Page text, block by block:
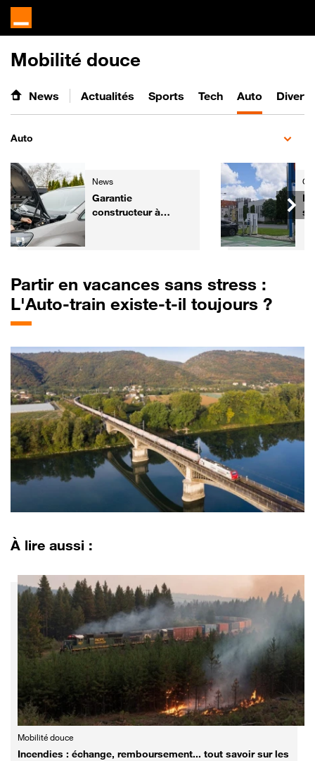
Mobilité douce
News Actualités Sports Tech Auto
Auto
News
Garantie
constructeur à
Partir en vacances sans stress :
L'Auto-train existe-t-il toujours ?
À lire aussi :
Mobilité douce
Incendies : échange, remboursement... tout savoir sur les